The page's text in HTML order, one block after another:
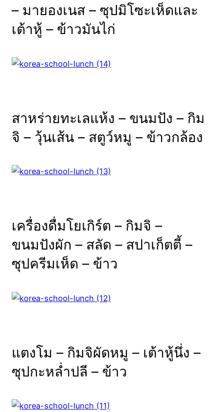
– มายองเนส – ซุปมิโซะเห็ดและ
เต้าหู้ – ข้าวมันไก่
สาหร่ายทะเลแห้ง – ขนมปัง – กิม
จิ – วุ้นเส้น – สตูว์หมู – ข้าวกล้อง
เครื่องดื่มโยเกิร์ต – กิมจิ –
ขนมปังผัก – สลัด – สปาเก็ตตี้ –
ซุปครีมเห็ด – ข้าว
แตงโม – กิมจิผัดหมู – เต้าหู้นึ่ง –
ซุปกะหล่ำปลี – ข้าว